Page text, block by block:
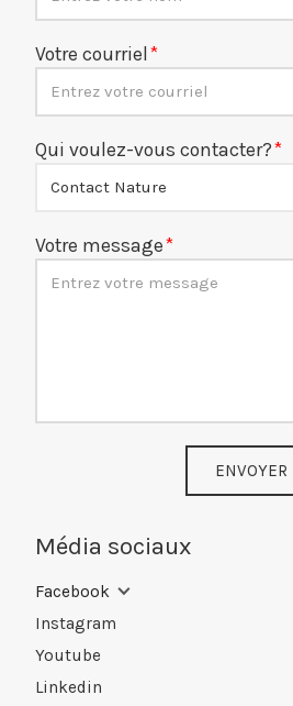
Votre courriel
Qui voulez-vous contacter?
Votre message
ENVOYER
Média sociaux
Facebook
Instagram
Youtube
Linkedin